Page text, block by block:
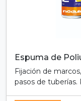
Espuma de
Fijación de
pasos de tuberías.